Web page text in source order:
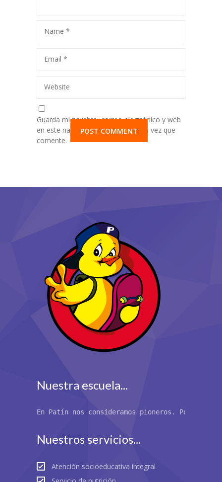
Name *
Email *
Website
Guarda mi nombre, correo electrónico y web
en este navegador para la próxima vez que
comente.
Nuestra escuela...
En Patín nos consideramos pioneros. Por
Nuestros servicios...
Atención socioeducativa integral